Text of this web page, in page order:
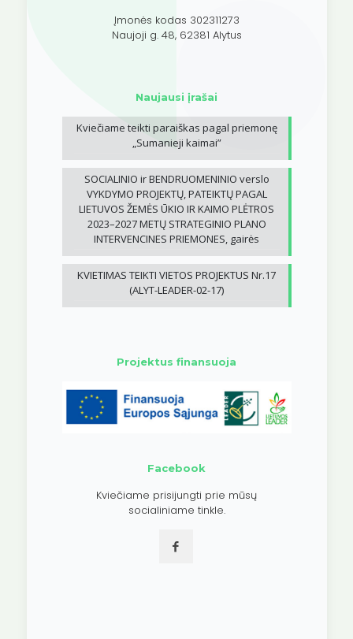
Įmonės kodas 302311273
Naujoji g. 48, 62381 Alytus
Naujausi įrašai
Kviečiame teikti paraiškas pagal priemonę
„Sumanieji kaimai”
SOCIALINIO ir BENDRUOMENINIO verslo
VYKDYMO PROJEKTŲ, PATEIKTŲ PAGAL
LIETUVOS ŽEMĖS ŪKIO IR KAIMO PLĖTROS
2023–2027 METŲ STRATEGINIO PLANO
INTERVENCINES PRIEMONES, gairės
KVIETIMAS TEIKTI VIETOS PROJEKTUS Nr.17
(ALYT-LEADER-02-17)
Projektus finansuoja
Facebook
Kviečiame prisijungti prie mūsų
socialiniame tinkle.